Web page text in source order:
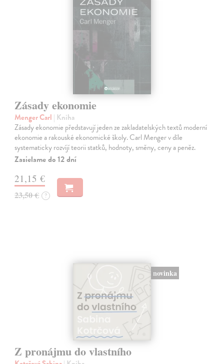
Zásady ekonomie
Menger Carl | Kniha
Zásady ekonomie představují jeden ze zakladatelských textů moderní
ekonomie a rakouské ekonomické školy. Carl Menger v díle
systematicky rozvíjí teorii statků, hodnoty, směny, ceny a peněz.
Zasielame do 12 dní
21,15 €
23,50 € ?
novinka
Z pronájmu do vlastního